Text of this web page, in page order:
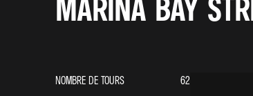
MARINA BAY
NOMBRE DE TOURS
62